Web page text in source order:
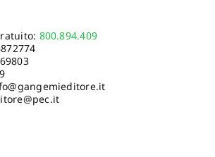
800.894.409